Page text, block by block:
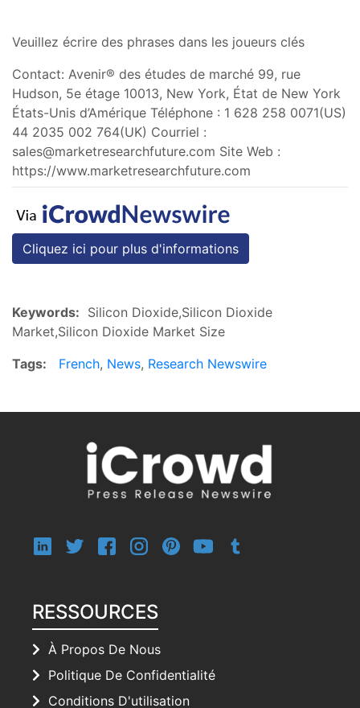
Veuillez écrire des phrases dans les joueurs clés
Contact: Avenir® des études de marché 99, rue
Hudson, 5e étage 10013, New York, État de New York
États-Unis d’Amérique Téléphone : 1 628 258 0071(US)
44 2035 002 764(UK) Courriel :
sales@marketresearchfuture.com Site Web :
https://www.marketresearchfuture.com
Cliquez ici pour plus d'informations
Keywords: Silicon Dioxide,Silicon Dioxide
Market,Silicon Dioxide Market Size
Tags:
French, News, Research Newswire
RESSOURCES
À Propos De Nous
Politique De Confidentialité
Conditions D'utilisation